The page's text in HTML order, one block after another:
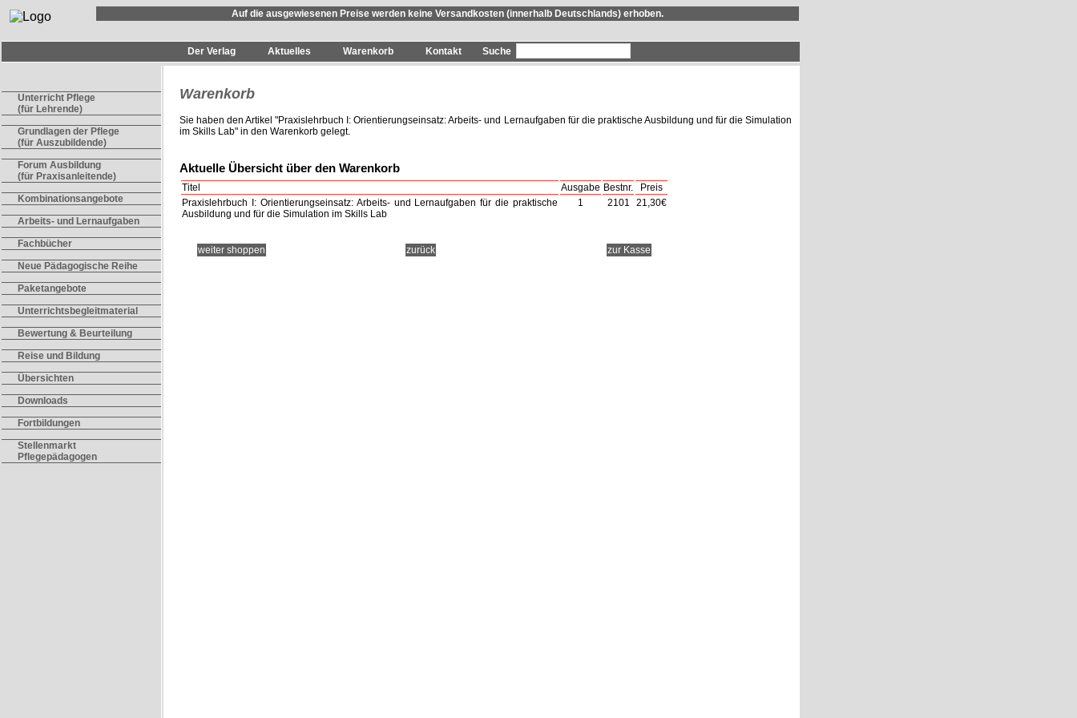
Auf die ausgewiesenen Preise werden keine Versandkosten (innerhalb Deutschlands) erhoben.
Der Verlag Aktuelles Warenkorb Kontakt
Unterricht Pflege
(für Lehrende)
Grundlagen der Pflege
(für Auszubildende)
Forum Ausbildung
(für Praxisanleitende)
Kombinationsangebote
Arbeits- und Lernaufgaben
Fachbücher
Neue Pädagogische Reihe
Paketangebote
Unterrichtsbegleitmaterial
Bewertung & Beurteilung
Reise und Bildung
Übersichten
Downloads
Fortbildungen
Stellenmarkt
Pflegepädagogen
Warenkorb
Sie haben den Artikel "Praxislehrbuch I: Orientierungseinsatz: Arbeits- und Lernaufgaben für die praktische Ausbildung und für die Simulation
im Skills Lab" in den Warenkorb gelegt.
Aktuelle Übersicht über den Warenkorb
Titel Ausgabe Bestnr.
Preis
Praxislehrbuch I: Orientierungseinsatz: Arbeits- und Lernaufgaben für die praktische
Ausbildung und für die Simulation im Skills Lab
1 2101 21,30€
weiter shoppen zurück zur Kasse